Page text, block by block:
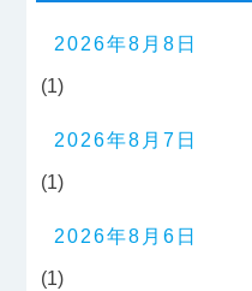
2026年8月8日
(1)
2026年8月7日
(1)
2026年8月6日
(1)